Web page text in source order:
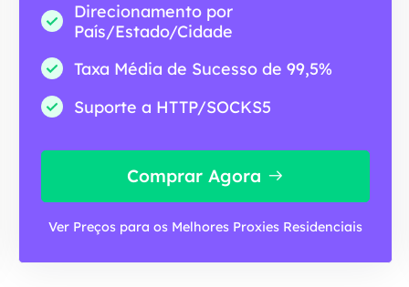
Direcionamento por
País/Estado/Cidade
Taxa Média de Sucesso de 99,5%
Suporte a HTTP/SOCKS5
Comprar Agora
Ver Preços para os Melhores Proxies Residenciais